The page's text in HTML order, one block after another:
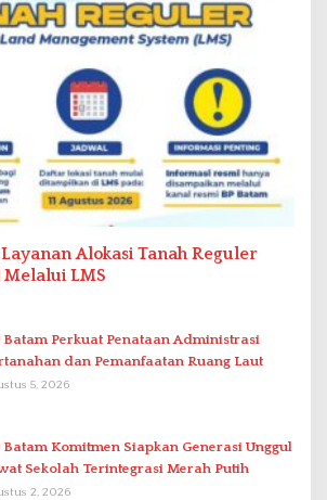
Alokasi Tanah Reguler
Melalui LMS
Batam Perkuat Penataan Administrasi
dan Pemanfaatan Ruang Laut
5, 2026
Batam Komitmen Siapkan Generasi Unggul
Sekolah Terintegrasi Merah Putih
2, 2026